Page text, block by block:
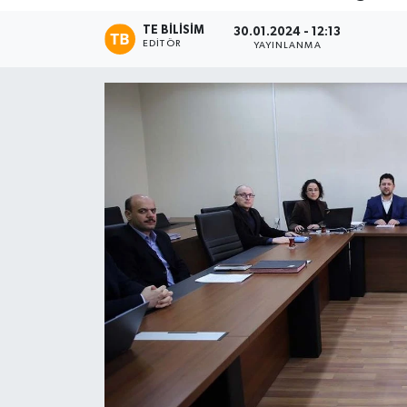
TE BILISIM
EDITÖR
30.01.2024 - 12:13
YAYINLANMA
Magazin